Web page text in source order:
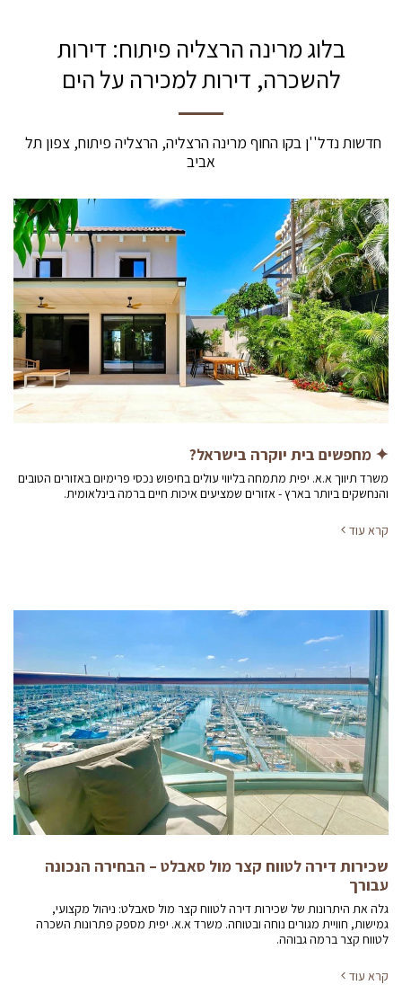
בלוג מרינה הרצליה פיתוח: דירות
להשכרה, דירות למכירה על הים
חדשות נדל''ן בקו החוף מרינה הרצליה, הרצליה פיתוח, צפון תל
אביב
✦ מחפשים בית יוקרה בישראל?
משרד תיווך א.א. יפית מתמחה בליווי עולים בחיפוש נכסי פרימיום באזורים הטובים
והנחשקים ביותר בארץ - אזורים שמציעים איכות חיים ברמה בינלאומית.
קרא עוד
שכירות דירה לטווח קצר מול סאבלט – הבחירה הנכונה
עבורך
גלה את היתרונות של שכירות דירה לטווח קצר מול סאבלט: ניהול מקצועי,
גמישות, חוויית מגורים נוחה ובטוחה. משרד א.א. יפית מספק פתרונות השכרה
לטווח קצר ברמה גבוהה.
קרא עוד